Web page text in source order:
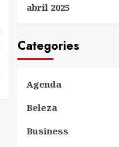
abril 2025
Categories
Agenda
Beleza
Business